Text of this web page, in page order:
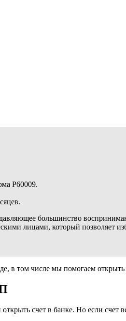
Р60009.
большинство
лицами, который позволяет
в том числе мы помогаем
счет в банке. Но если счет